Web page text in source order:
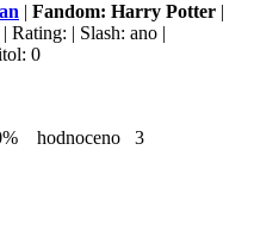
| Fandom: Harry Potter |
Rating: | Slash: ano |
0
hodnoceno 3